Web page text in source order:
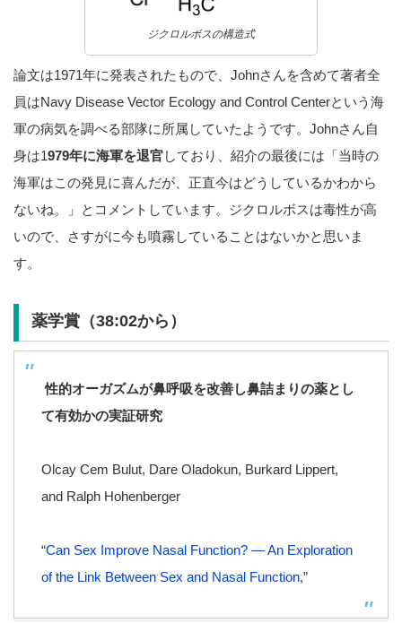
ジクロルボスの構造式
論文は1971年に発表されたもので、Johnさんを含めて著者全
員はNavy Disease Vector Ecology and Control Centerという海
軍の病気を調べる部隊に所属していたようです。Johnさん自
身は1979年に海軍を退官しており、紹介の最後には「当時の
海軍はこの発見に喜んだが、正直今はどうしているかわから
ないね。」とコメントしています。ジクロルボスは毒性が高
いので、さすがに今も噴霧していることはないかと思いま
す。
薬学賞（38:02から）
性的オーガズムが鼻呼吸を改善し鼻詰まりの薬とし
て有効かの実証研究
Olcay Cem Bulut, Dare Oladokun, Burkard Lippert,
and Ralph Hohenberger
“Can Sex Improve Nasal Function? — An Exploration
of the Link Between Sex and Nasal Function,”